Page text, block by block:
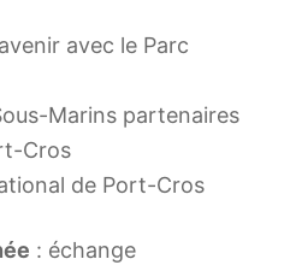
avec le Parc
Marins partenaires
Cros
de Port-Cros
: échange